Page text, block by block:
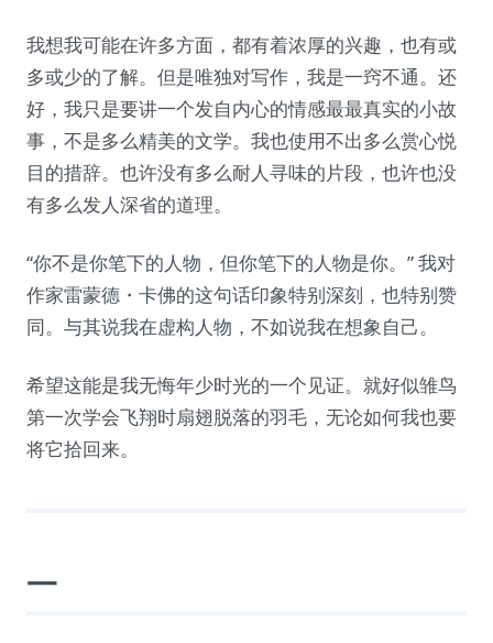
我想我可能在许多方面，都有着浓厚的兴趣，也有或
多或少的了解。但是唯独对写作，我是一窍不通。还
好，我只是要讲一个发自内心的情感最最真实的小故
事，不是多么精美的文学。我也使用不出多么赏心悦
目的措辞。也许没有多么耐人寻味的片段，也许也没
有多么发人深省的道理。
“你不是你笔下的人物，但你笔下的人物是你。” 我对
作家雷蒙德・卡佛的这句话印象特别深刻，也特别赞
同。与其说我在虚构人物，不如说我在想象自己。
希望这能是我无悔年少时光的一个见证。就好似雏鸟
第一次学会飞翔时扇翅脱落的羽毛，无论如何我也要
将它拾回来。
一